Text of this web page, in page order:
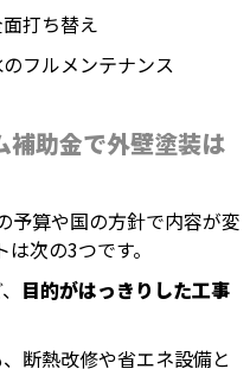
打ち替え
フルメンテナンス
補助金で外壁塗装は
予算や国の方針で内容が変
次の3つです。
目的がはっきりした工事
断熱改修や省エネ設備と